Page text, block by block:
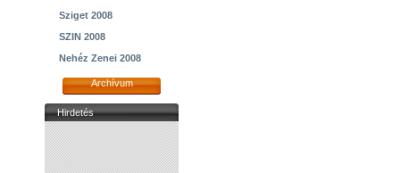
Sziget 2008
SZIN 2008
Nehéz Zenei 2008
Archívum
Hirdetés